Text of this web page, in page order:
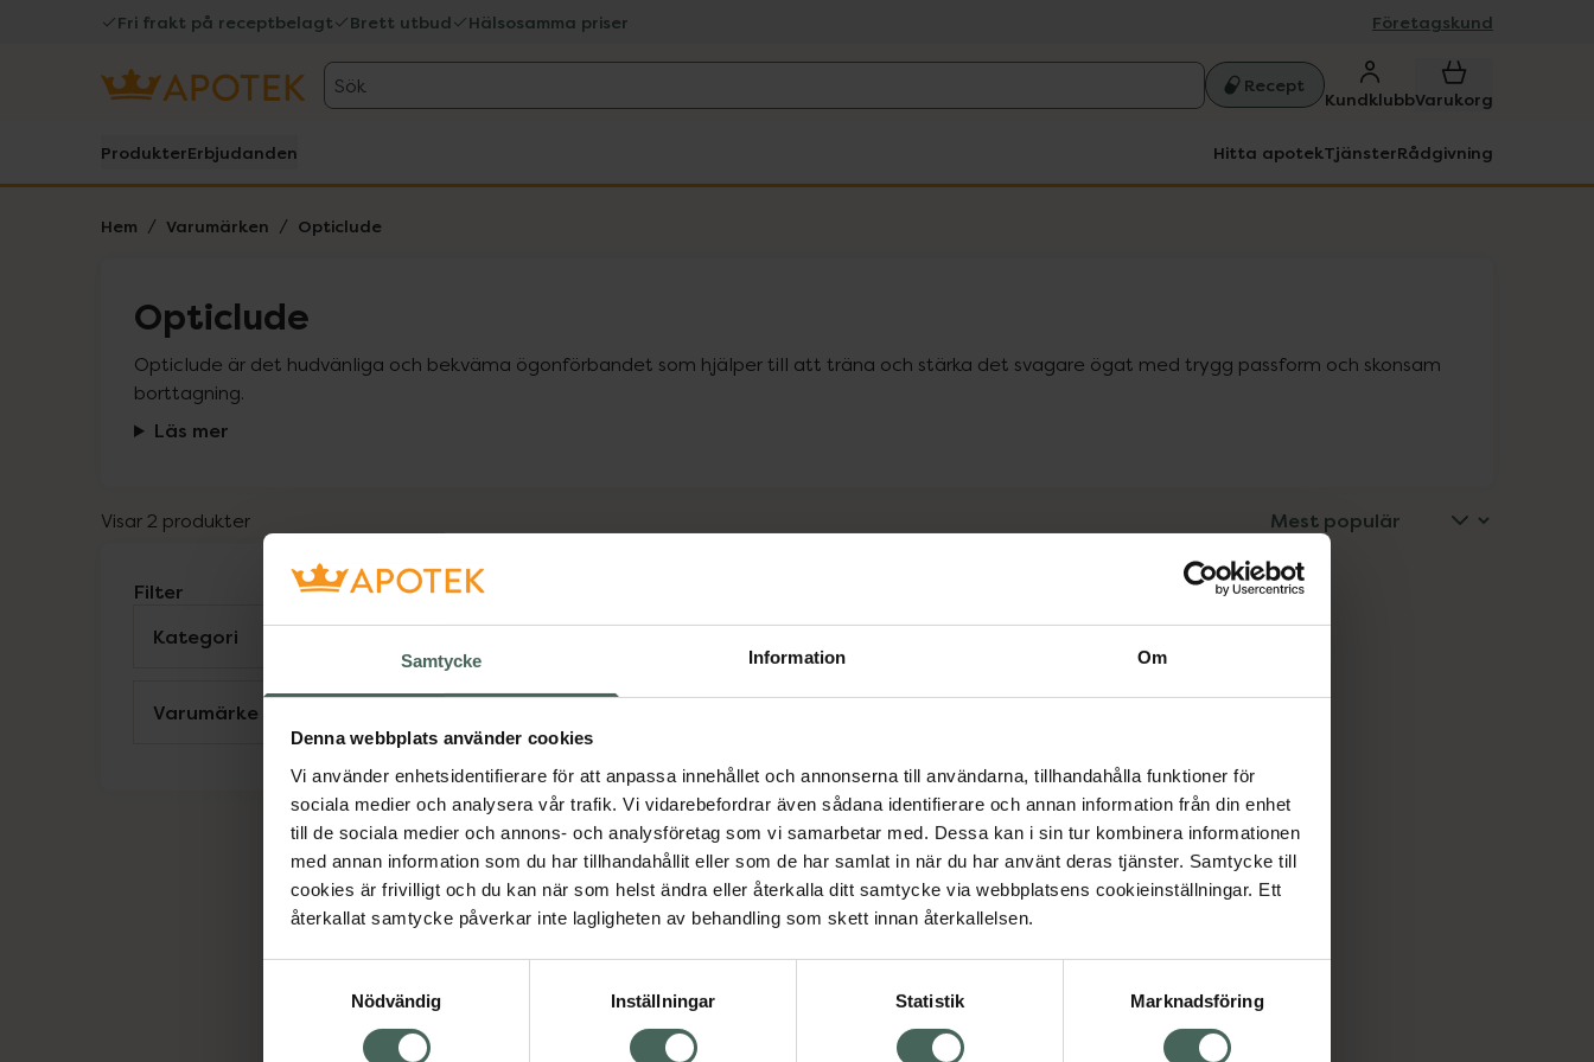
Samtycke Information Om
Denna webbplats använder cookies
Vi använder enhetsidentifierare för att anpassa innehållet och annonserna till användarna, tillhandahålla funktioner för
sociala medier och analysera vår trafik. Vi vidarebefordrar även sådana identifierare och annan information från din enhet
till de sociala medier och annons- och analysföretag som vi samarbetar med. Dessa kan i sin tur kombinera informationen
med annan information som du har tillhandahållit eller som de har samlat in när du har använt deras tjänster. Samtycke till
cookies är frivilligt och du kan när som helst ändra eller återkalla ditt samtycke via webbplatsens cookieinställningar. Ett
återkallat samtycke påverkar inte lagligheten av behandling som skett innan återkallelsen.
Nödvändig
Inställningar Statistik Marknadsföring
Fri frakt på receptbelagt Brett utbud Hälsosamma priser Företagskund
Sök Recept
KundklubbVarukorg
ProdukterErbjudanden Hitta apotekTjänsterRådgivning
Hem Varumärken Opticlude
Opticlude
Opticlude är det hudvänliga och bekväma ögonförbandet som hjälper till att träna och stärka det svagare ögat med trygg passform och skonsam
borttagning.
Läs mer
Visar 2 produkter
Filter
Kategori
Varumärke
Normal
Ögonförband, 20 st
Medicinteknisk produkt
Pris online
56 kr
Opticlude Ögonförband
Junior
Ögonförband för barn, 20 st
Medicinteknisk produkt
Pris online
50 kr